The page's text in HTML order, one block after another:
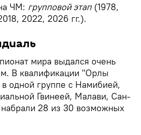
ЧМ: групповой этап(1978,
2022, 2026 гг.).
мира выдался очень
В квалификации "Орлы
одной группе с Намибией,
Гвинеей, Малави, Сан-
28 из 30 возможных